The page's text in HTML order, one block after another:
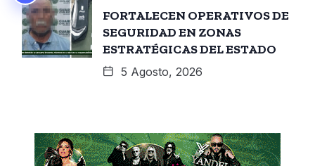
FORTALECEN OPERATIVOS DE
SEGURIDAD EN ZONAS
ESTRATÉGICAS DEL ESTADO
5 Agosto, 2026